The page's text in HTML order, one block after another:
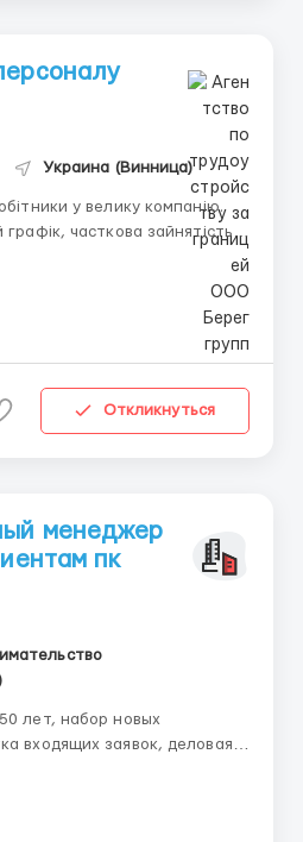
Украина (Винница)
у велику компанію.
часткова зайнятість).
з електронною поштою.
Откликнуться
менеджер
пк
лет, набор новых
входящих заявок, деловая
бесплатное в режиме